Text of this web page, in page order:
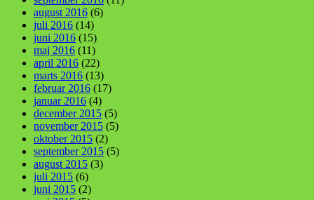
august 2016 (6)
juli 2016 (14)
juni 2016 (15)
maj 2016 (11)
april 2016 (22)
marts 2016 (13)
februar 2016 (17)
januar 2016 (4)
december 2015 (5)
november 2015 (5)
oktober 2015 (2)
september 2015 (5)
august 2015 (3)
juli 2015 (6)
juni 2015 (2)